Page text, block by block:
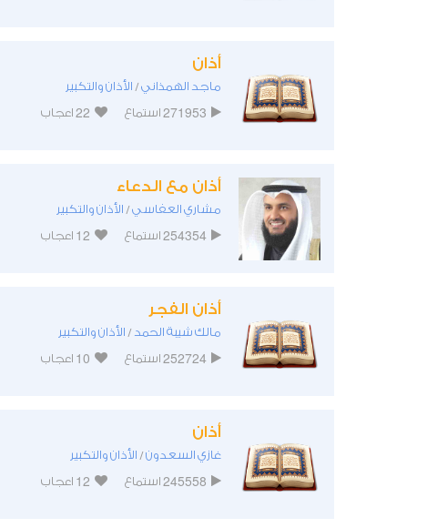
أذان
ماجد الهمذاني/ الأذان والتكبير
271953 استماع 22 اعجاب
أذان مع الدعاء
مشاري العفاسي/ الأذان والتكبير
254354 استماع 12 اعجاب
أذان الفجر
مالك شيبة الحمد / الأذان والتكبير
252724 استماع 10 اعجاب
أذان
غازي السعدون/ الأذان والتكبير
245558 استماع 12 اعجاب